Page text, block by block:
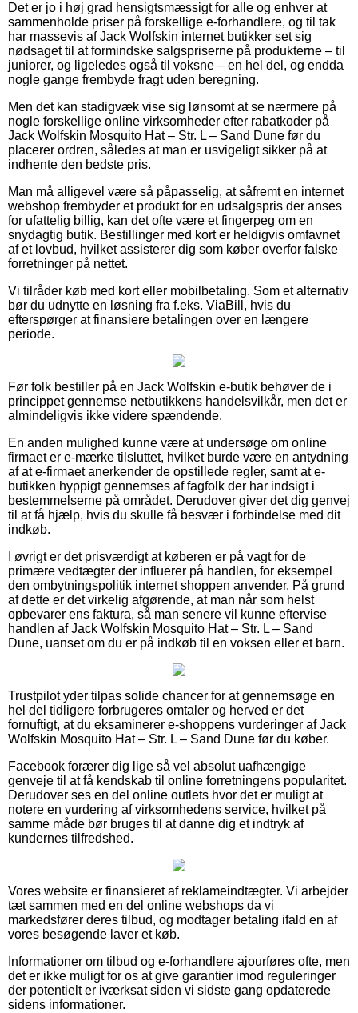
Det er jo i høj grad hensigtsmæssigt for alle og enhver at
sammenholde priser på forskellige e-forhandlere, og til tak
har massevis af Jack Wolfskin internet butikker set sig
nødsaget til at formindske salgspriserne på produkterne – til
juniorer, og ligeledes også til voksne – en hel del, og endda
nogle gange frembyde fragt uden beregning.
Men det kan stadigvæk vise sig lønsomt at se nærmere på
nogle forskellige online virksomheder efter rabatkoder på
Jack Wolfskin Mosquito Hat – Str. L – Sand Dune før du
placerer ordren, således at man er usvigeligt sikker på at
indhente den bedste pris.
Man må alligevel være så påpasselig, at såfremt en internet
webshop frembyder et produkt for en udsalgspris der anses
for ufattelig billig, kan det ofte være et fingerpeg om en
snydagtig butik. Bestillinger med kort er heldigvis omfavnet
af et lovbud, hvilket assisterer dig som køber overfor falske
forretninger på nettet.
Vi tilråder køb med kort eller mobilbetaling. Som et alternativ
bør du udnytte en løsning fra f.eks. ViaBill, hvis du
efterspørger at finansiere betalingen over en længere
periode.
Før folk bestiller på en Jack Wolfskin e-butik behøver de i
princippet gennemse netbutikkens handelsvilkår, men det er
almindeligvis ikke videre spændende.
En anden mulighed kunne være at undersøge om online
firmaet er e-mærke tilsluttet, hvilket burde være en antydning
af at e-firmaet anerkender de opstillede regler, samt at e-
butikken hyppigt gennemses af fagfolk der har indsigt i
bestemmelserne på området. Derudover giver det dig genvej
til at få hjælp, hvis du skulle få besvær i forbindelse med dit
indkøb.
I øvrigt er det prisværdigt at køberen er på vagt for de
primære vedtægter der influerer på handlen, for eksempel
den ombytningspolitik internet shoppen anvender. På grund
af dette er det virkelig afgørende, at man når som helst
opbevarer ens faktura, så man senere vil kunne eftervise
handlen af Jack Wolfskin Mosquito Hat – Str. L – Sand
Dune, uanset om du er på indkøb til en voksen eller et barn.
Trustpilot yder tilpas solide chancer for at gennemsøge en
hel del tidligere forbrugeres omtaler og herved er det
fornuftigt, at du eksaminerer e-shoppens vurderinger af Jack
Wolfskin Mosquito Hat – Str. L – Sand Dune før du køber.
Facebook forærer dig lige så vel absolut uafhængige
genveje til at få kendskab til online forretningens popularitet.
Derudover ses en del online outlets hvor det er muligt at
notere en vurdering af virksomhedens service, hvilket på
samme måde bør bruges til at danne dig et indtryk af
kundernes tilfredshed.
Vores website er finansieret af reklameindtægter. Vi arbejder
tæt sammen med en del online webshops da vi
markedsfører deres tilbud, og modtager betaling ifald en af
vores besøgende laver et køb.
Informationer om tilbud og e-forhandlere ajourføres ofte, men
det er ikke muligt for os at give garantier imod reguleringer
der potentielt er iværksat siden vi sidste gang opdaterede
sidens informationer.